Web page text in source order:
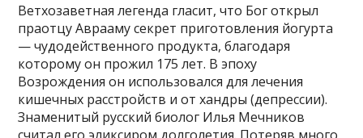
Ветхозаветная легенда гласит, что Бог открыл
праотцу Аврааму секрет приготовления йогурта
— чудодейственного продукта, благодаря
которому он прожил 175 лет. В эпоху
Возрождения он использовался для лечения
кишечных расстройств и от хандры (депрессии).
Знаменитый русский биолог Илья Мечников